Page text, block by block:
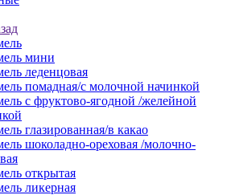
мини
леденцовая
помадная/с молочной начинкой
с фруктово-ягодной /желейной
глазированная/в какао
шоколадно-ореховая /молочно-
открытая
ликерная